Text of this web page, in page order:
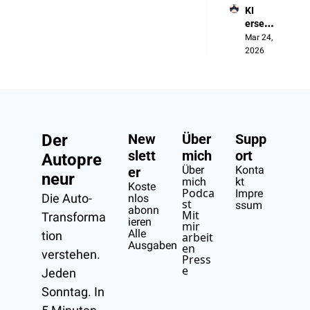
Aus
Verseh
en
KI
ersetzt
die
Manag
Mar 24,
2026
Der
Autopre
neur
Die Auto-
Transforma
tion
verstehen.
Jeden
Sonntag. In
New
slett
er
Koste
nlos
abonn
ieren
Alle
Ausgaben
Über
mich
Über
mich
Podca
st
Mit
mir
arbeit
en
Press
e
Supp
ort
Konta
kt
Impre
ssum